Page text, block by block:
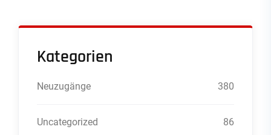
Kategorien
Neuzugänge 380
Uncategorized 86